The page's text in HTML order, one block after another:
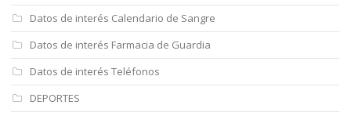
Datos de interés Calendario de Sangre
Datos de interés Farmacia de Guardia
Datos de interés Teléfonos
DEPORTES